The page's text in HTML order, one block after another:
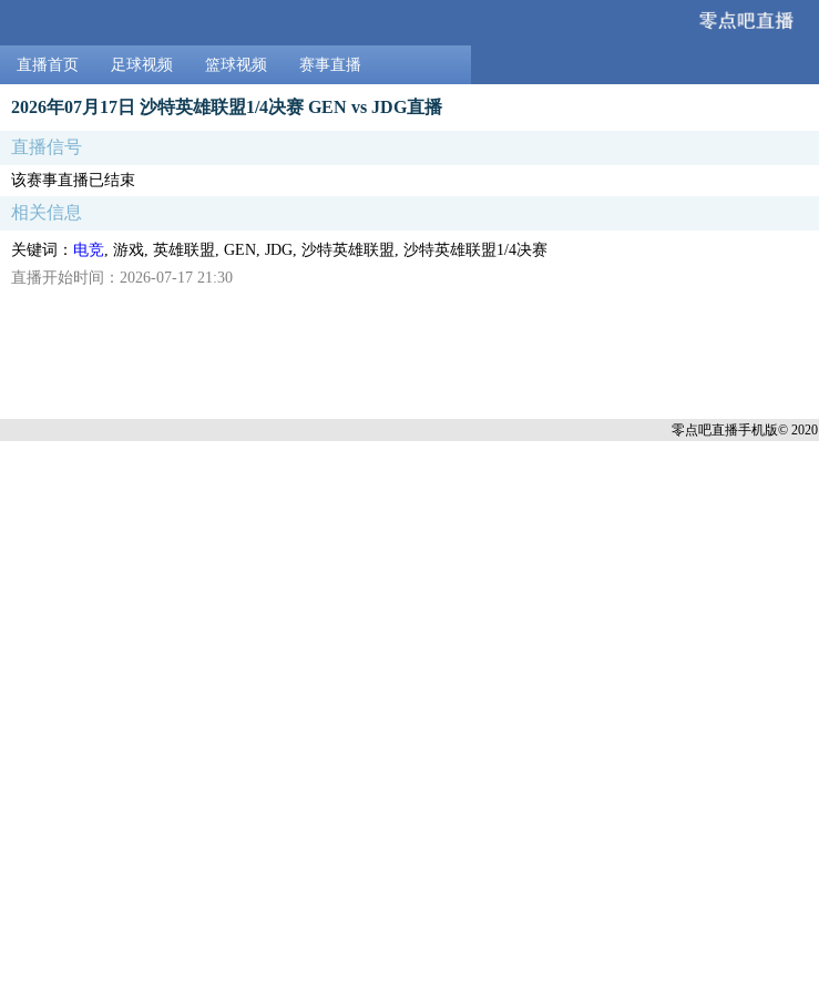
直播首页 足球视频 篮球视频 赛事直播
2026年07月17日 沙特英雄联盟1/4决赛 GEN vs JDG直播
直播信号
该赛事直播已结束
相关信息
关键词： 电竞 , 游戏, 英雄联盟, GEN, JDG, 沙特英雄联盟, 沙特英雄联盟1/4决赛
直播开始时间：2026-07-17 21:30
零点吧直播手机版© 2020